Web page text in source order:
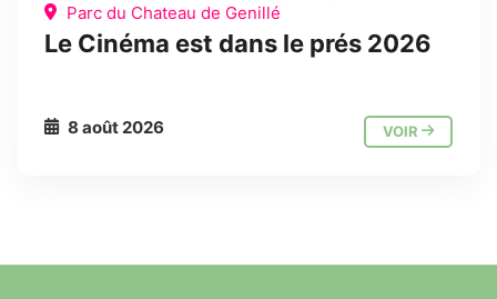
Parc du Chateau de Genillé
Le Cinéma est dans le prés 2026
8 août 2026 VOIR